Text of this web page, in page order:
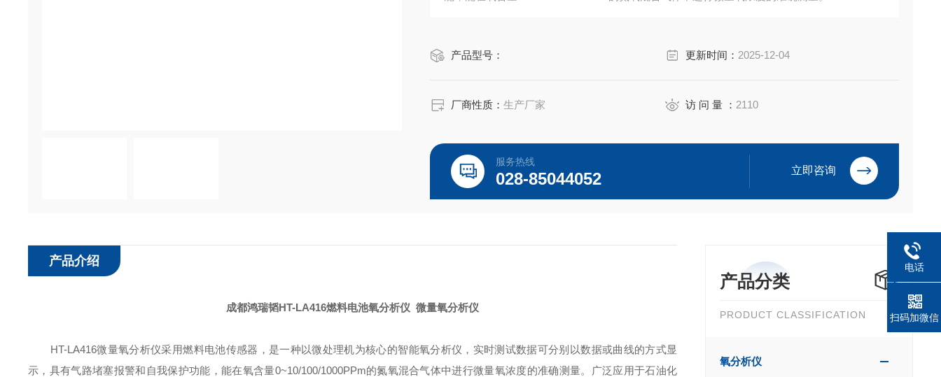
产品型号： 更新时间： 2025-12-04
厂商性质：生产厂家 访 问 量 ： 2110
服务热线
028-85044052 立即咨询
产品分类
PRODUCT CLASSIFICATION
氧分析仪
产品介绍
成都鸿瑞韬HT-LA416燃料电池氧分析仪 微量氧分析仪
HT-LA416微量氧分析仪采用燃料电池传感器， 是一种以微处理机为核心的智能氧分析仪， 实时测试数据可分别以数据或曲线的方式显
示 ， 具有气路堵塞报警和自我保护功能 ， 能在氧含量0~10/100/1000PPm的氮氧混合气体中进行微量氧浓度的准确测量。
广泛应用于石油化
电话
扫码加微信